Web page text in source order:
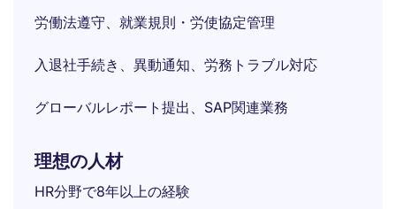
労働法遵守、就業規則・労使協定管理
入退社手続き、異動通知、労務トラブル対応
グローバルレポート提出、SAP関連業務
理想の人材
HR分野で8年以上の経験